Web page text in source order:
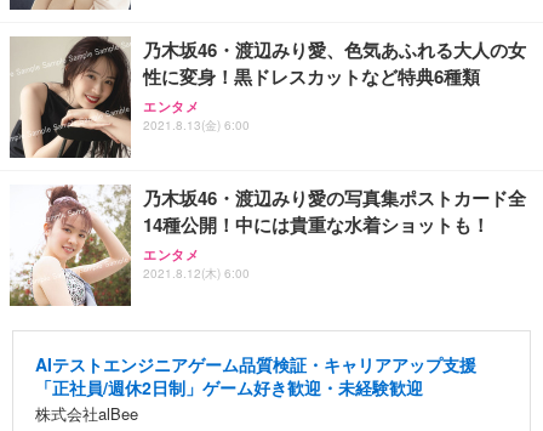
乃木坂46・渡辺みり愛、色気あふれる大人の女
性に変身！黒ドレスカットなど特典6種類
エンタメ
2021.8.13(金) 6:00
乃木坂46・渡辺みり愛の写真集ポストカード全
14種公開！中には貴重な水着ショットも！
エンタメ
2021.8.12(木) 6:00
AIテストエンジニアゲーム品質検証・キャリアアップ支援
「正社員/週休2日制」ゲーム好き歓迎・未経験歓迎
株式会社alBee